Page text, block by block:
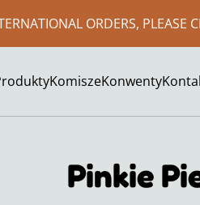
ORDERS, PLEASE
KomiszeKonwenty
Pinkie